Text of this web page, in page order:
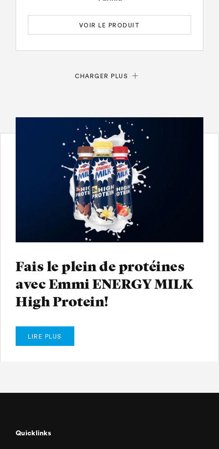
VOIR LE PRODUIT
CHARGER PLUS
Fais le plein de protéines
avec Emmi ENERGY MILK
High Protein!
LIRE PLUS
Quicklinks